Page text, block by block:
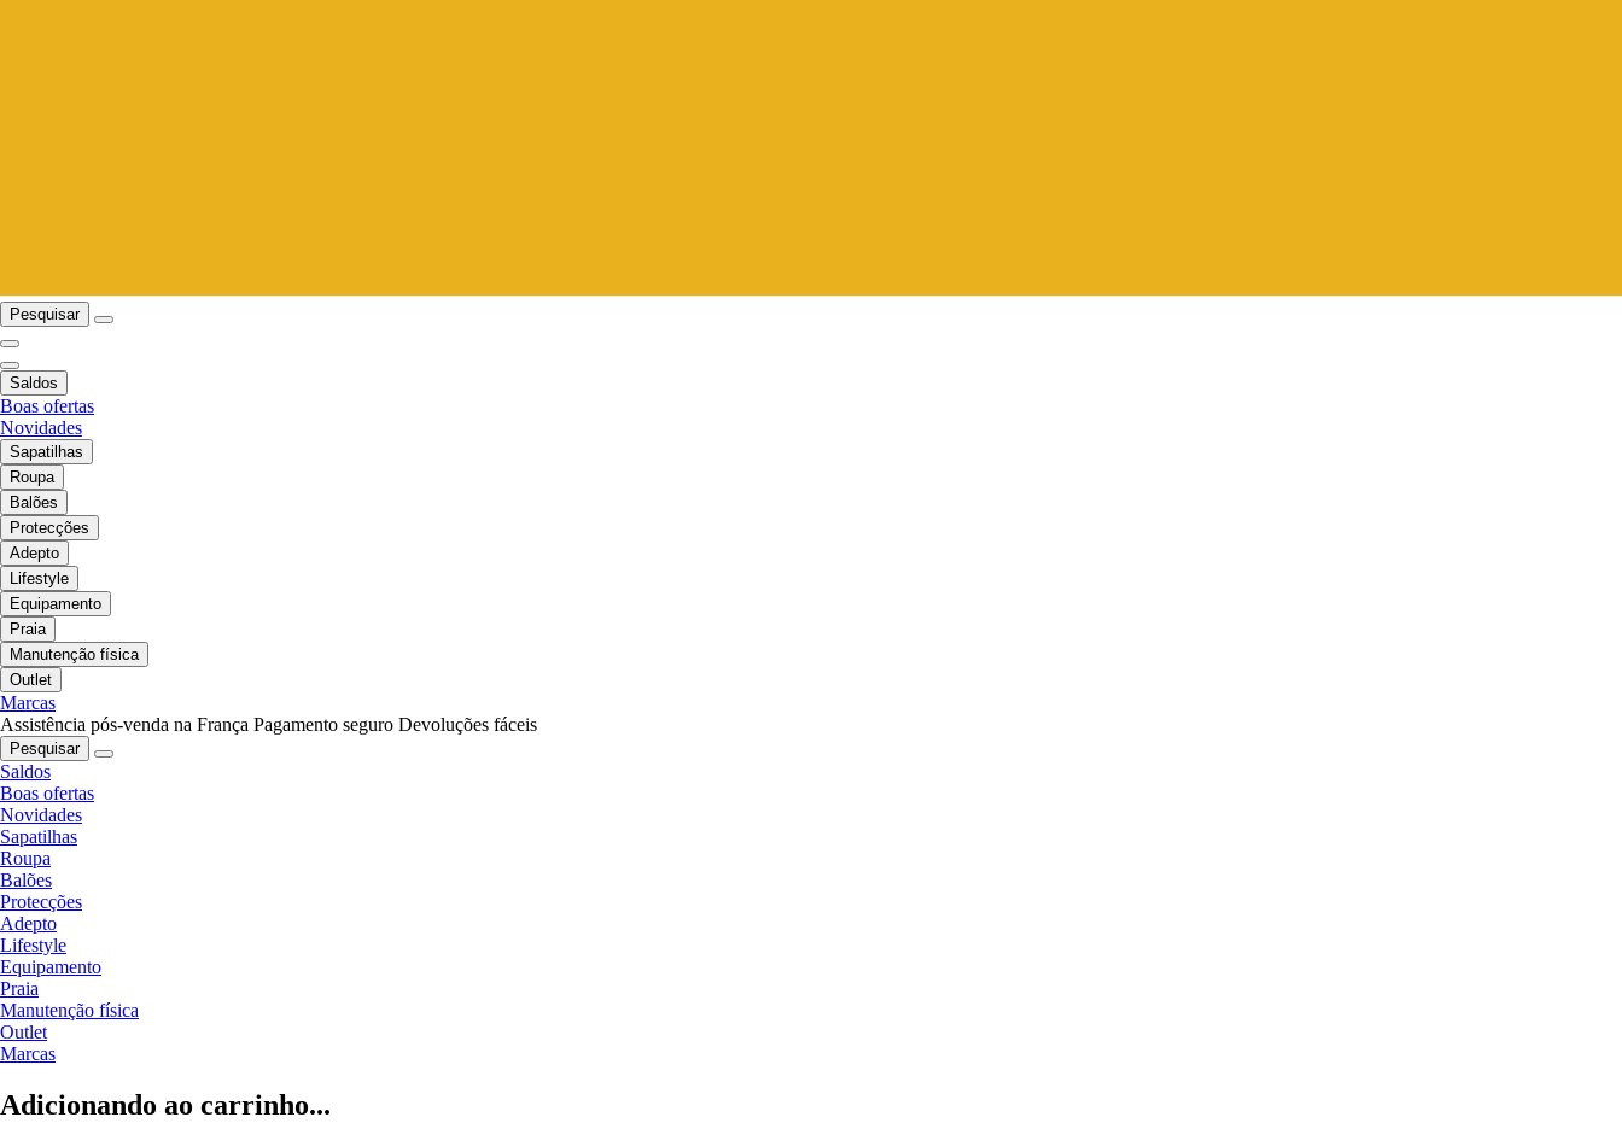
Pesquisar
Saldos
Boas ofertas
Novidades
Sapatilhas
Roupa
Balões
Protecções
Adepto
Lifestyle
Equipamento
Praia
Manutenção física
Outlet
Marcas
Assistência pós-venda na França Pagamento seguro Devoluções fáceis
Pesquisar
Saldos
Boas ofertas
Novidades
Sapatilhas
Roupa
Balões
Protecções
Adepto
Lifestyle
Equipamento
Praia
Manutenção física
Outlet
Marcas
Adicionando ao carrinho...